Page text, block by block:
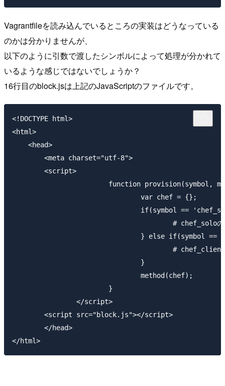
Vagrantfileを読み込んでいるところの実装はどうなっている
のかは分かりませんが、
以下のように引数で渡したシンボルによって処理が分かれて
いるような感じではないでしょうか？
16行目のblock.jsは上記のJavaScriptのファイルです。
<!DOCTYPE html>
<html>
    <head>
        <meta charset="utf-8">
        <script>
        <script src="block.js"></script>